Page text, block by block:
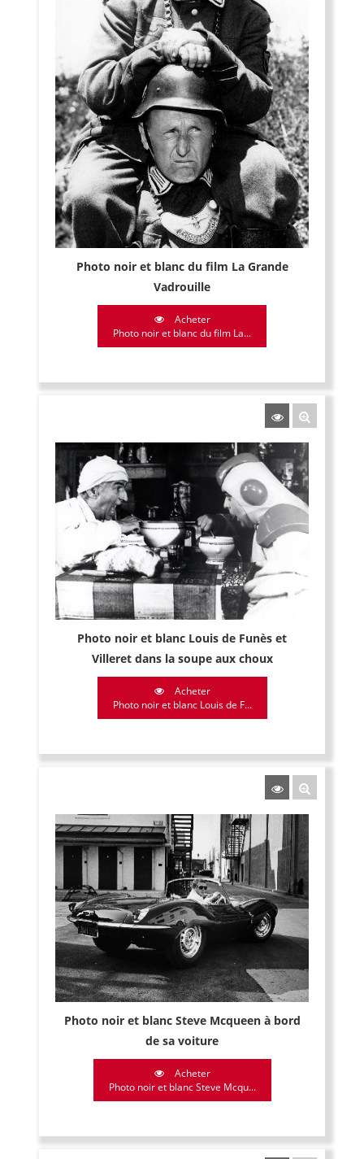
Photo noir et blanc du film La Grande
Vadrouille
Acheter
Photo noir et blanc du film La...
Photo noir et blanc Louis de Funès et
Villeret dans la soupe aux choux
Acheter
Photo noir et blanc Louis de F...
Photo noir et blanc Steve Mcqueen à bord
de sa voiture
Acheter
Photo noir et blanc Steve Mcqu...